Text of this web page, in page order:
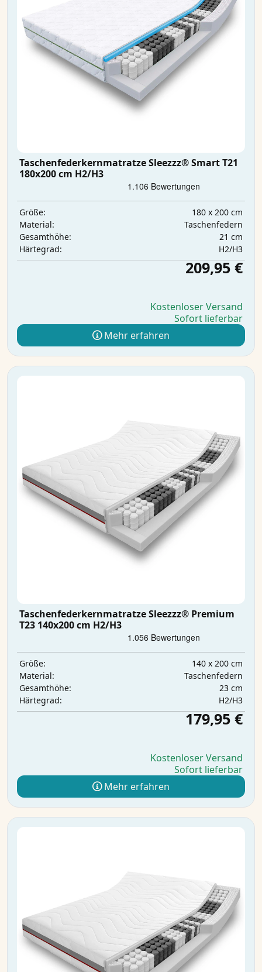
Taschenfederkernmatratze Sleezzz® Smart T21
180x200 cm H2/H3
Größe:
180 x 200 cm
Material:
Taschenfedern
Gesamthöhe:
21 cm
Härtegrad:
H2/H3
209,95 €
Kostenloser Versand
Sofort lieferbar
Mehr erfahren
Taschenfederkernmatratze Sleezzz® Premium
T23 140x200 cm H2/H3
Größe:
140 x 200 cm
Material:
Taschenfedern
Gesamthöhe:
23 cm
Härtegrad:
H2/H3
179,95 €
Kostenloser Versand
Sofort lieferbar
Mehr erfahren